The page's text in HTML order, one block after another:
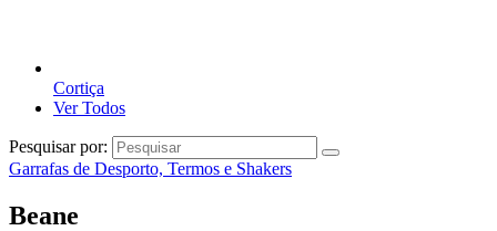
Cortiça
Ver Todos
Pesquisar por:
Garrafas de Desporto, Termos e Shakers
Beane